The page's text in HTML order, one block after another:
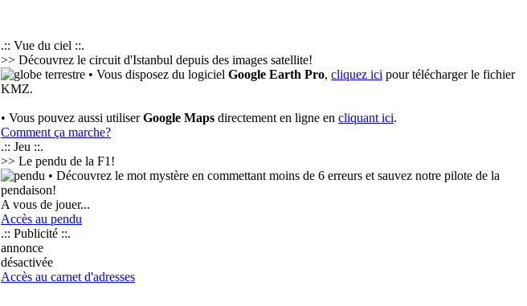
.:: Vue du ciel ::.
>> Découvrez le circuit d'Istanbul depuis des images satellite!
• Vous disposez du logiciel Google Earth Pro, cliquez ici pour télécharger le fichier
KMZ.
• Vous pouvez aussi utiliserGoogle Maps directement en ligne en cliquant ici.
Comment ça marche?
.:: Jeu ::.
>> Le pendu de la F1!
• Découvrez le mot mystère en commettant moins de 6 erreurs et sauvez notre pilote de la
pendaison!
A vous de jouer...
Accès au pendu
.:: Publicité ::.
annonce
désactivée
Accès au carnet d'adresses